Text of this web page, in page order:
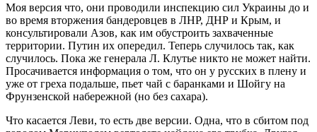
Моя версия что, они проводили инспекцию сил Украины до и
во время вторжения бандеровцев в ЛНР, ДНР и Крым, и
консультировали Азов, как им обустроить захваченные
территории. Путин их опередил. Теперь случилось так, как
случилось. Пока же генерала Л. Клутье никто не может найти.
Просачивается информация о том, что он у русских в плену и
уже от греха подальше, пьет чай с баранками и Шойгу на
Фрунзенской набережной (но без сахара).
Что касается Леви, то есть две версии. Одна, что в сбитом под